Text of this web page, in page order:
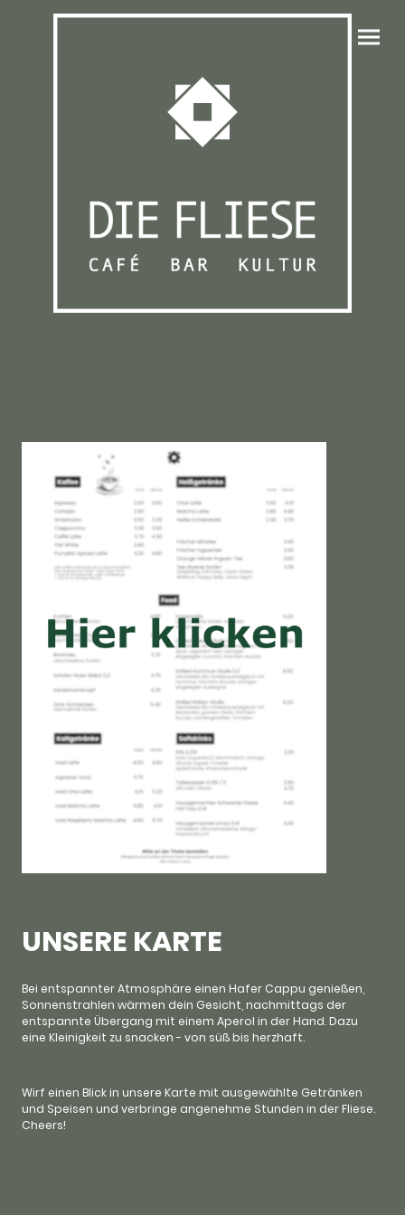
UNSERE KARTE
Bei entspannter Atmosphäre einen Hafer Cappu genießen,
Sonnenstrahlen wärmen dein Gesicht, nachmittags der
entspannte Übergang mit einem Aperol in der Hand. Dazu
eine Kleinigkeit zu snacken - von süß bis herzhaft.
Wirf einen Blick in unsere Karte mit ausgewählte Getränken
und Speisen und verbringe angenehme Stunden in der Fliese.
Cheers!